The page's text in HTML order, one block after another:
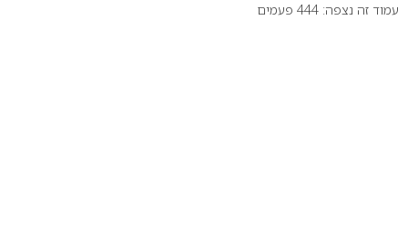
עמוד זה נצפה: 444 פעמים